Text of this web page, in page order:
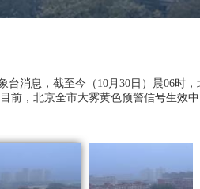
台消息，截至今（10月30日）晨06时
前，北京全市大雾黄色预警信号生效